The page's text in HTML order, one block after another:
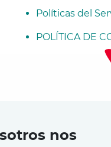
Políticas del
POLÍTICA DE
nos